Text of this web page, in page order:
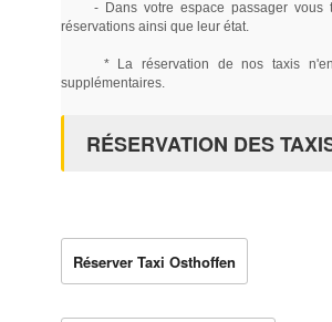
- Dans votre espace passager vous
réservations ainsi que leur état.
* La réservation de nos taxis
supplémentaires.
RÉSERVATION DES
Réserver Taxi Osthoffen